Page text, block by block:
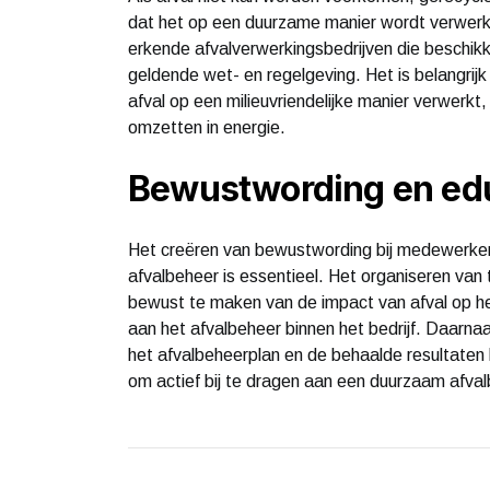
dat het op een duurzame manier wordt
erkende afvalverwerkingsbedrijven die
geldende wet- en regelgeving. Het is
afval op een milieuvriendelijke manier
omzetten in energie.
Bewustwording en
Het creëren van bewustwording bij
afvalbeheer is essentieel. Het organiseren
bewust te maken van de impact van afval op
aan het afvalbeheer binnen het bedrijf.
het afvalbeheerplan en de behaalde
om actief bij te dragen aan een duurzaam